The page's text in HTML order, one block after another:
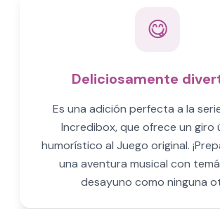
😋
Deliciosamente
Es una adición perfecta a la
Incredibox, que ofrece un giro
humorístico al Juego original.
una aventura musical con
desayuno como ninguna